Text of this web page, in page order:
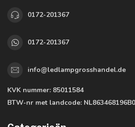
0172-201367
0172-201367
info@ledlampgrosshandel.de
KVK nummer: 85011584
BTW-nr met landcode: